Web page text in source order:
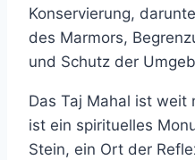
Konservierung,
des Marmors,
und Schutz der
Das Taj Mahal ist weit
ist ein spirituelles
Stein, ein Ort der